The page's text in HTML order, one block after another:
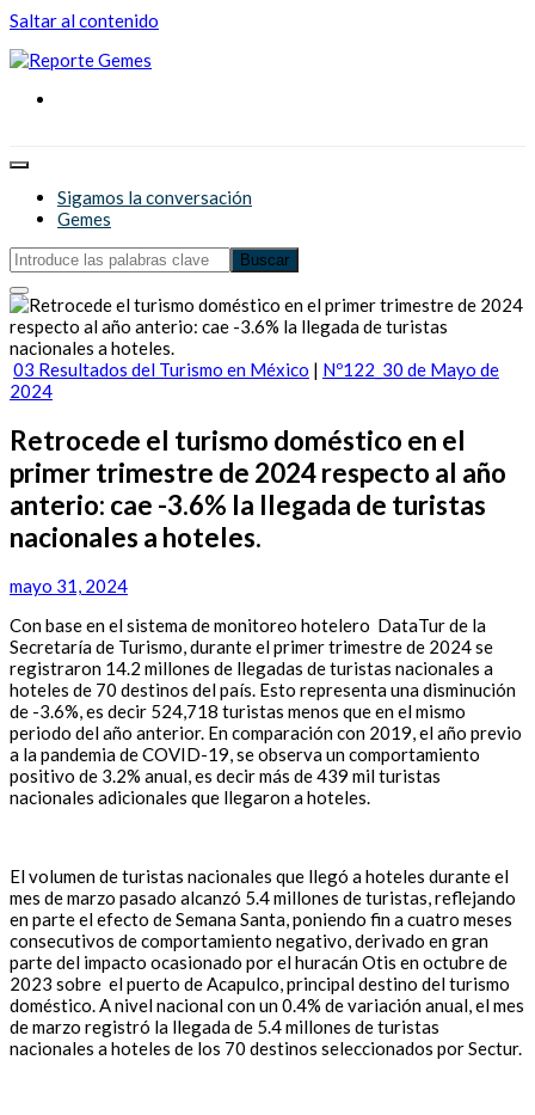
Saltar al contenido
Reporte Gemes
Sigamos la conversación
Gemes
03 Resultados del Turismo en México | Nº122_30 de Mayo de
2024
Retrocede el turismo doméstico en el
primer trimestre de 2024 respecto al año
anterio: cae -3.6% la llegada de turistas
nacionales a hoteles.
mayo 31, 2024
Con base en el sistema de monitoreo hotelero DataTur de la
Secretaría de Turismo, durante el primer trimestre de 2024 se
registraron 14.2 millones de llegadas de turistas nacionales a
hoteles de 70 destinos del país. Esto representa una disminución
de -3.6%, es decir 524,718 turistas menos que en el mismo
periodo del año anterior. En comparación con 2019, el año previo
a la pandemia de COVID-19, se observa un comportamiento
positivo de 3.2% anual, es decir más de 439 mil turistas
nacionales adicionales que llegaron a hoteles.
El volumen de turistas nacionales que llegó a hoteles durante el
mes de marzo pasado alcanzó 5.4 millones de turistas, reflejando
en parte el efecto de Semana Santa, poniendo fin a cuatro meses
consecutivos de comportamiento negativo, derivado en gran
parte del impacto ocasionado por el huracán Otis en octubre de
2023 sobre el puerto de Acapulco, principal destino del turismo
doméstico. A nivel nacional con un 0.4% de variación anual, el mes
de marzo registró la llegada de 5.4 millones de turistas
nacionales a hoteles de los 70 destinos seleccionados por Sectur.